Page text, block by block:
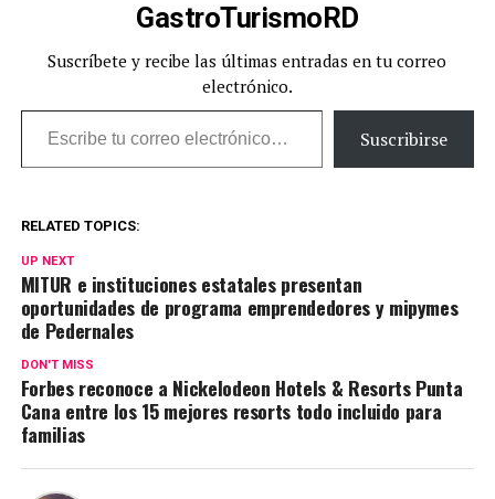
GastroTurismoRD
Suscríbete y recibe las últimas entradas en tu correo
electrónico.
Escribe tu correo electrónico…
Suscribirse
RELATED TOPICS:
UP NEXT
MITUR e instituciones estatales presentan
oportunidades de programa emprendedores y mipymes
de Pedernales
DON'T MISS
Forbes reconoce a Nickelodeon Hotels & Resorts Punta
Cana entre los 15 mejores resorts todo incluido para
familias